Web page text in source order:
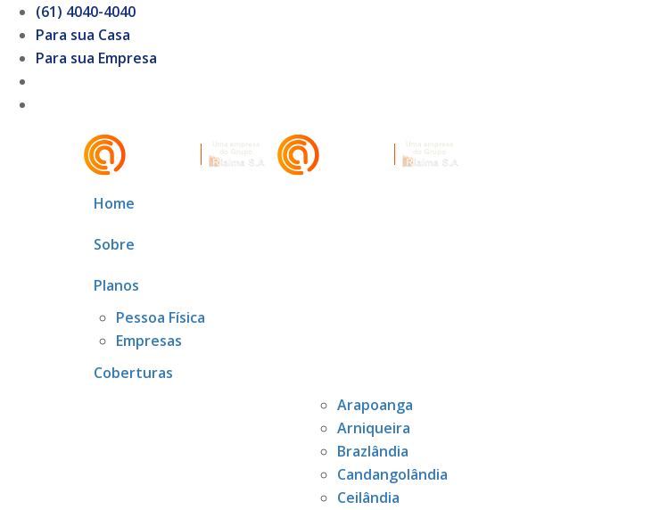
(61) 4040-4040
Para sua Casa
Para sua Empresa
Home
Sobre
Planos
Pessoa Física
Empresas
Coberturas
Arapoanga
Arniqueira
Brazlândia
Candangolândia
Ceilândia